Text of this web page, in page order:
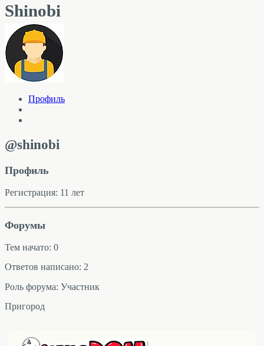
Shinobi
Профиль
@shinobi
Профиль
Регистрация: 11 лет
Форумы
Тем начато: 0
Ответов написано: 2
Роль форума: Участник
Пригород